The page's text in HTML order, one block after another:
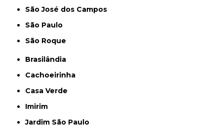
São José dos Campos
São Paulo
São Roque
Brasilândia
Cachoeirinha
Casa Verde
Imirim
Jardim São Paulo